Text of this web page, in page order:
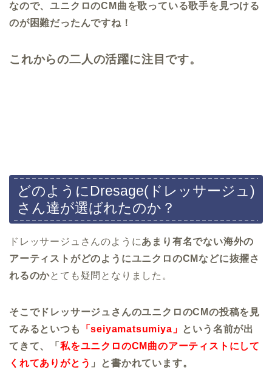
なので、ユニクロのCM曲を歌っている歌手を見つける
のが困難だったんですね！
これからの二人の活躍に注目です。
どのようにDresage(ドレッサージュ)
さん達が選ばれたのか？
ドレッサージュさんのようにあまり有名でない海外の
アーティストがどのようにユニクロのCMなどに抜擢さ
れるのかとても疑問となりました。
そこでドレッサージュさんのユニクロのCMの投稿を見
てみるといつも
「seiyamatsumiya」 という名前が出
てきて、「 私をユニクロのCM曲のアーティストにして
くれてありがとう 」と書かれています。